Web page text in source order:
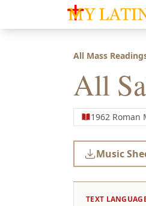
My Latin Mass -
All Mass
All
1962 Roman
Music
TEXT